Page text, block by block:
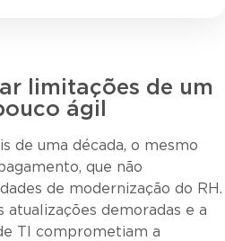
limitações de um
ágil
de uma década, o mesmo
que não
de modernização do RH.
atualizações demoradas e a
TI comprometiam a